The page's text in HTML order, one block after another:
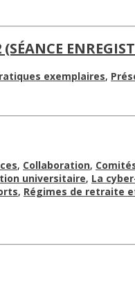
exemplaires,
, Collaboration,
universitaire, La
, Régimes de retraite